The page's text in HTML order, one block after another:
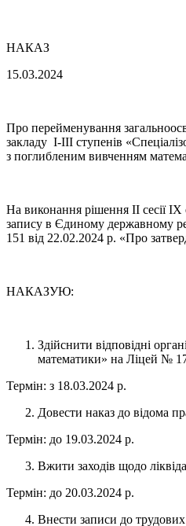
НАКАЗ
Про перейменування
закладу І-ІІІ ступенів
з поглибленим вивченням
На виконання рішення ІІ сесії
запису в Єдиному державному
151 від 22.02.2024 р. «Про
НАКАЗУЮ:
Здійснити відповідні
математики» на Ліцей №
Термін: з 18.03.2024 р.
Довести наказ до відома
Термін: до 19.03.2024 р.
Вжити заходів щодо
Термін: до 20.03.2024 р.
Внести записи до